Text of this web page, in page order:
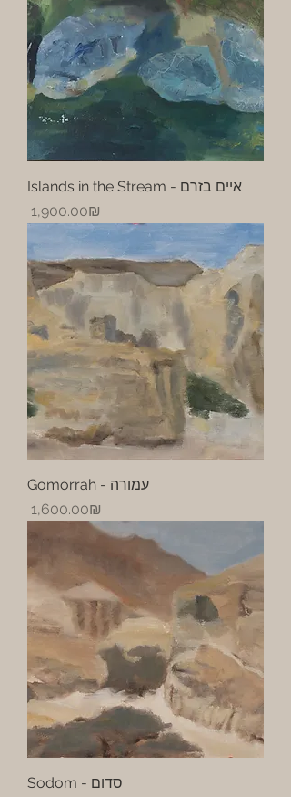
Islands in the Stream - איים בזרם
Price
‏1,900.00 ‏₪
Gomorrah - עמורה
Price
‏1,600.00 ‏₪
Sodom - סדום